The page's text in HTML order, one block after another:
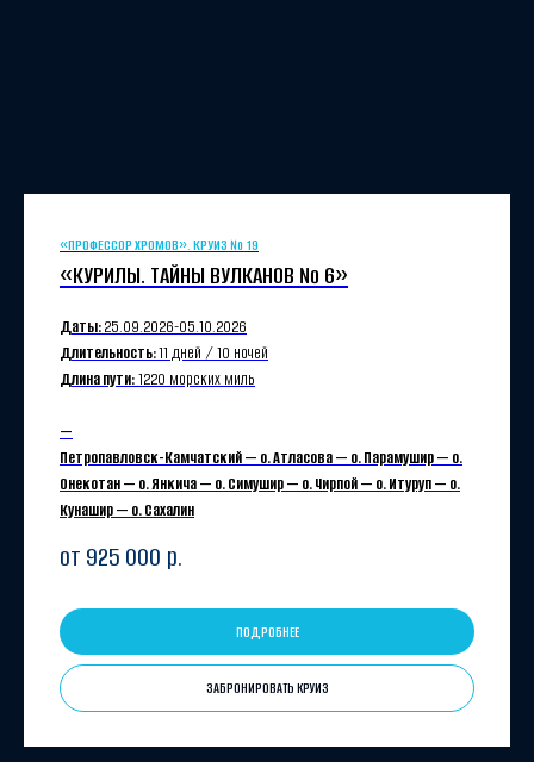
«ПРОФЕССОР ХРОМОВ». КРУИЗ № 19
«КУРИЛЫ. ТАЙНЫ ВУЛКАНОВ № 6»
Даты:25.09.2026-05.10.2026
Длительность:11 дней / 10 ночей
Длина пути:1220 морских миль
—
Петропавловск-Камчатский — о. Атласова — о. Парамушир — о.
Онекотан — о. Янкича — о. Симушир — о. Чирпой — о. Итуруп — о.
Кунашир — о. Сахалин
от 925 000 р.
ПОДРОБНЕЕ
ЗАБРОНИРОВАТЬ КРУИЗ